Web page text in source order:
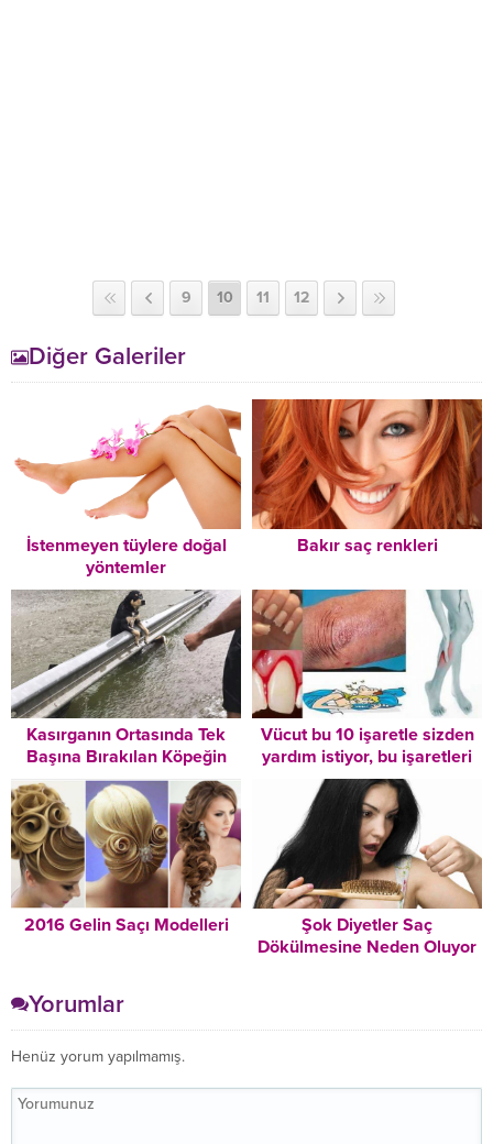
9 10 11 12
Diğer Galeriler
İstenmeyen tüylere doğal
yöntemler
Bakır saç renkleri
Kasırganın Ortasında Tek
Başına Bırakılan Köpeğin
Fotoğrafı Görenleri
Hüzünlendirdi
Vücut bu 10 işaretle sizden
yardım istiyor, bu işaretleri
dikkate alırsanız
hastalıkların önünü
kesersiniz
2016 Gelin Saçı Modelleri
Şok Diyetler Saç
Dökülmesine Neden Oluyor
Yorumlar
Henüz yorum yapılmamış.